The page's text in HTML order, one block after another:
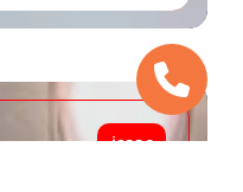
محجوز